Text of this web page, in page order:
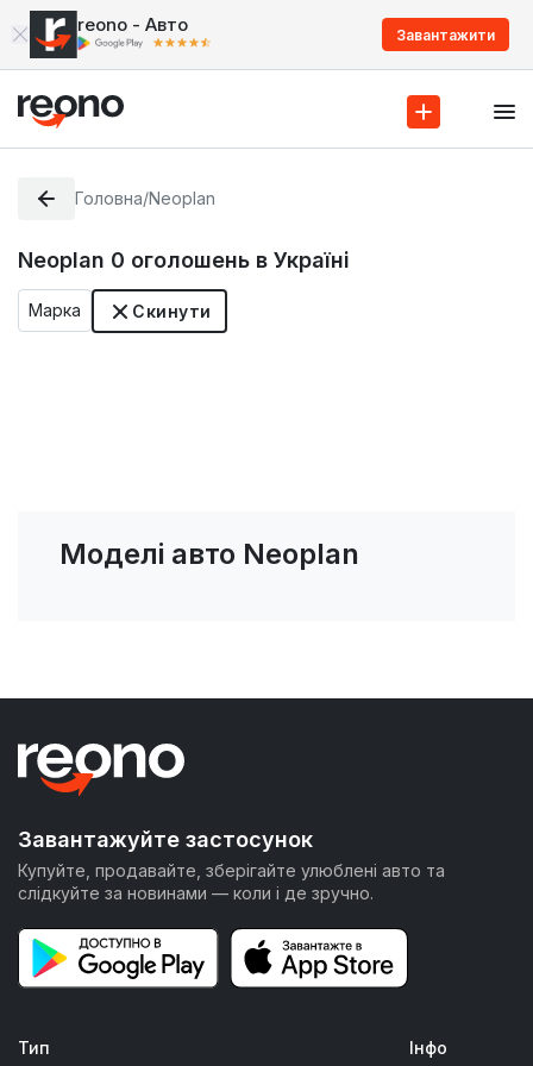
reono - Авто Завантажити
Головна/Neoplan
Neoplan 0 оголошень в Україні
Марка Скинути
Моделі авто Neoplan
Завантажуйте застосунок
Купуйте, продавайте, зберігайте улюблені авто та
слідкуйте за новинами — коли і де зручно.
Тип Інфо